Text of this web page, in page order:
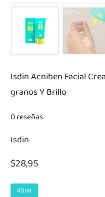
Isdin Acniben Facial
granos Y Brillo
0 reseñas
Isdin
$28,95
40ml